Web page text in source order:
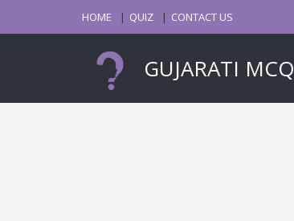
HOME QUIZ CONTACT US
GUJARATI MCQ